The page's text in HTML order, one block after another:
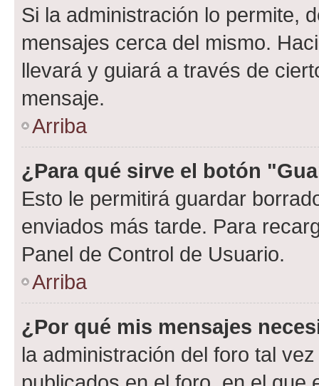
Si la administración lo permite,
mensajes cerca del mismo.
llevará y guiará a través de
mensaje.
Arriba
¿Para qué sirve el botón
Esto le permitirá guardar
enviados más tarde. Para
Panel de Control de Usuario.
Arriba
¿Por qué mis mensajes
la administración del foro tal